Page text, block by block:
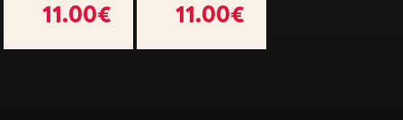
11.00€ 11.00€